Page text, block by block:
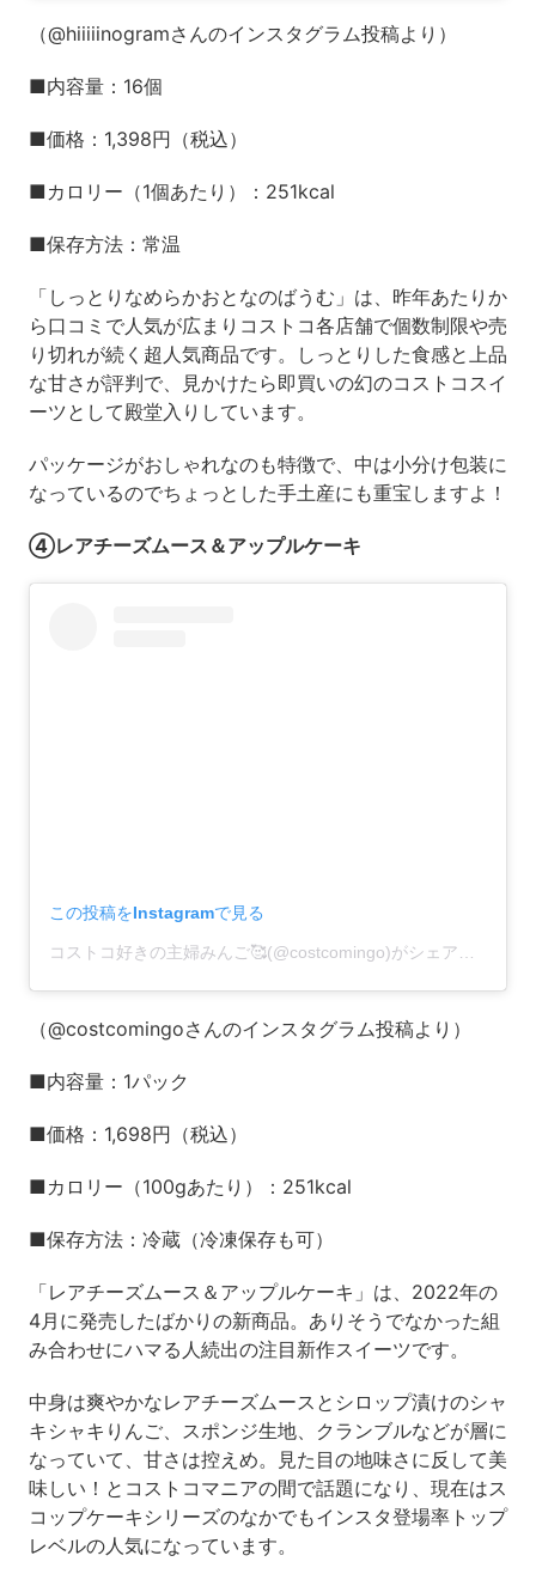
（@hiiiiinogramさんのインスタグラム投稿より）
■内容量：16個
■価格：1,398円（税込）
■カロリー（1個あたり）：251kcal
■保存方法：常温
「しっとりなめらかおとなのばうむ」は、昨年あたりか
ら口コミで人気が広まりコストコ各店舗で個数制限や売
り切れが続く超人気商品です。しっとりした食感と上品
な甘さが評判で、見かけたら即買いの幻のコストコスイ
ーツとして殿堂入りしています。
パッケージがおしゃれなのも特徴で、中は小分け包装に
なっているのでちょっとした手土産にも重宝しますよ！
④レアチーズムース＆アップルケーキ
この投稿をInstagramで見る
（@costcomingoさんのインスタグラム投稿より）
■内容量：1パック
■価格：1,698円（税込）
■カロリー（100gあたり）：251kcal
■保存方法：冷蔵（冷凍保存も可）
「レアチーズムース＆アップルケーキ」は、2022年の
4月に発売したばかりの新商品。ありそうでなかった組
み合わせにハマる人続出の注目新作スイーツです。
中身は爽やかなレアチーズムースとシロップ漬けのシャ
キシャキりんご、スポンジ生地、クランブルなどが層に
なっていて、甘さは控えめ。見た目の地味さに反して美
味しい！とコストコマニアの間で話題になり、現在はス
コップケーキシリーズのなかでもインスタ登場率トップ
レベルの人気になっています。